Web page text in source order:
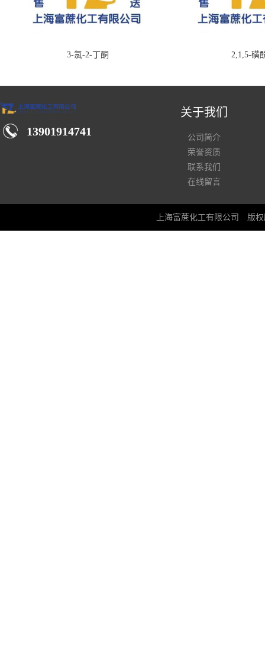
3-氯-2-丁酮 2,1,5-磺
13901914741
关于我们
公司简介
荣誉资质
联系我们
在线留言
上海富蔗化工有限公司 版